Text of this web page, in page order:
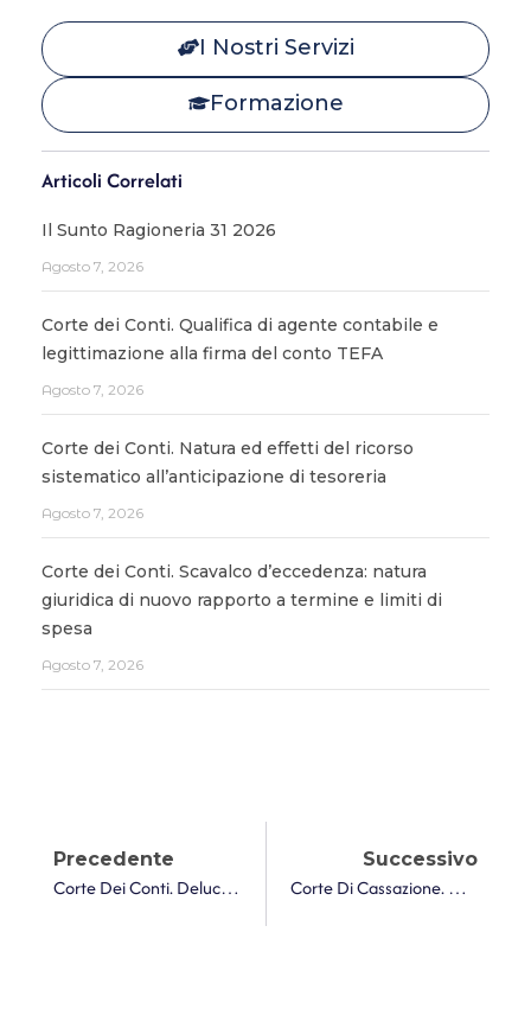
I Nostri Servizi
Formazione
Articoli Correlati
Il Sunto Ragioneria 31 2026
Agosto 7, 2026
Corte dei Conti. Qualifica di agente contabile e
legittimazione alla firma del conto TEFA
Agosto 7, 2026
Corte dei Conti. Natura ed effetti del ricorso
sistematico all’anticipazione di tesoreria
Agosto 7, 2026
Corte dei Conti. Scavalco d’eccedenza: natura
giuridica di nuovo rapporto a termine e limiti di
spesa
Agosto 7, 2026
Precedente
Corte Dei Conti. Delucidazioni Sul Tetto Di Spesa Per Gli Amministratori Di Società Controllate
Successivo
Corte Di Cassazione. Non Impugnabile L’accertamento Rettificato In Autotutela In Riduzione